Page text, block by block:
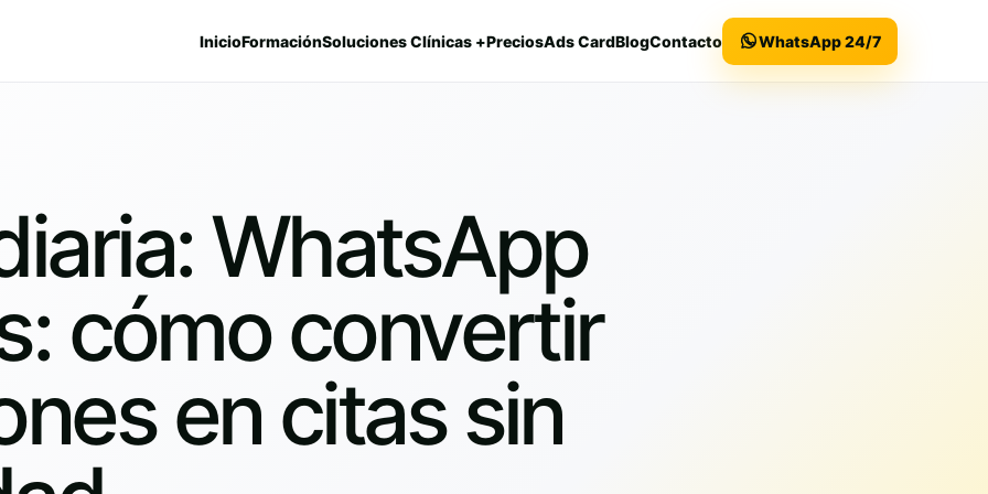
InicioFormaciónSoluciones Clínicas +PreciosAds CardBlogContacto WhatsApp 24/7
WhatsApp
cómo convertir
en citas sin